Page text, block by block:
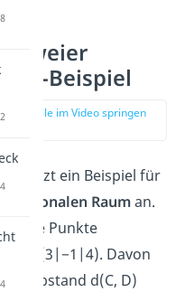
zweier
3D-Beispiel
zur Stelle im Video springen
uns jetzt ein Beispiel für
Rauman.
die Punkte
D(3|−1|4). Davon
Abstand d(C, D)